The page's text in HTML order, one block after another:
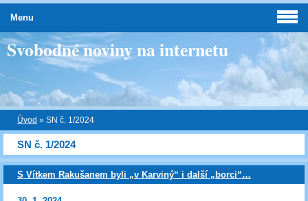
Svobodné noviny na internetu
Úvod » SN č. 1/2024
SN č. 1/2024
S Vítkem Rakušanem byli „v Karviný“ i další „borci“…
Menu